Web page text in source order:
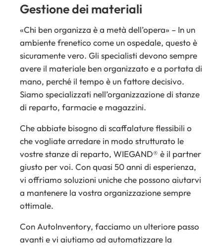
Gestione dei materiali
«Chi ben organizza è a metà dell’opera» – In un
ambiente frenetico come un ospedale, questo è
sicuramente vero. Gli specialisti devono sempre
avere il materiale ben organizzato e a portata di
mano, perché il tempo è un fattore decisivo.
Siamo specializzati nell’organizzazione di stanze
di reparto, farmacie e magazzini.
Che abbiate bisogno di scaffalature flessibili o
che vogliate arredare in modo strutturato le
vostre stanze di reparto, WIEGAND® è il partner
giusto per voi. Con quasi 50 anni di esperienza,
vi offriamo soluzioni uniche che possono aiutarvi
a mantenere la vostra organizzazione sempre
ottimale.
Con AutoInventory, facciamo un ulteriore passo
avanti e vi aiutiamo ad automatizzare la